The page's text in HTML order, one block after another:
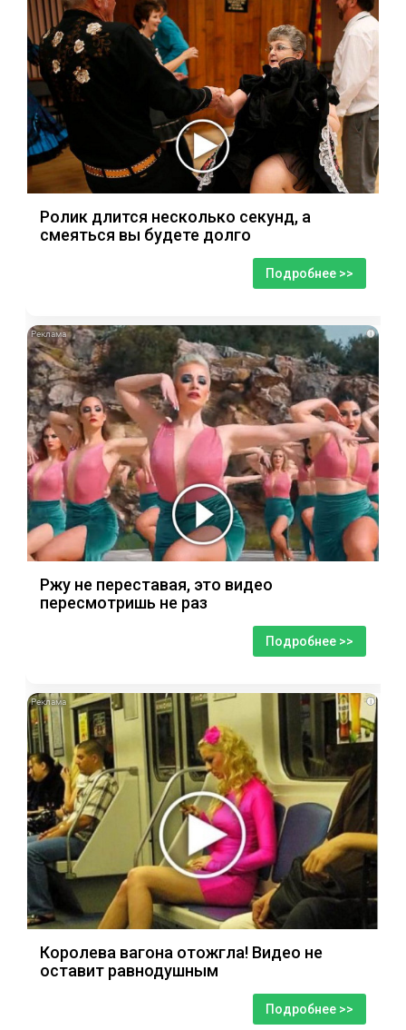
Ролик длится несколько секунд, а
смеяться вы будете долго
Подробнее >>
i
Ржу не переставая, это видео
пересмотришь не раз
Подробнее >>
i
Королева вагона отожгла! Видео не
оставит равнодушным
Подробнее >>